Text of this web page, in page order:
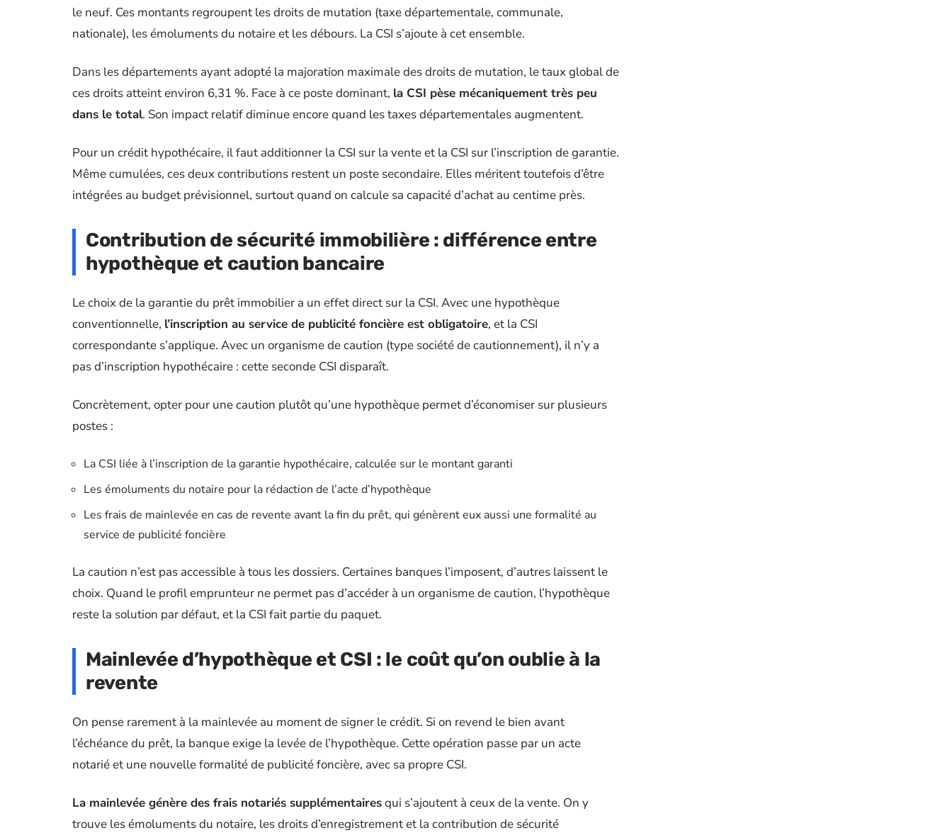
le neuf. Ces montants regroupent les droits de mutation (taxe départementale, communale,
nationale), les émoluments du notaire et les débours. La CSI s’ajoute à cet ensemble.
Dans les départements ayant adopté la majoration maximale des droits de mutation, le taux global de
ces droits atteint environ 6,31 %. Face à ce poste dominant, la CSI pèse mécaniquement très peu
dans le total. Son impact relatif diminue encore quand les taxes départementales augmentent.
Pour un crédit hypothécaire, il faut additionner la CSI sur la vente et la CSI sur l’inscription de garantie.
Même cumulées, ces deux contributions restent un poste secondaire. Elles méritent toutefois d’être
intégrées au budget prévisionnel, surtout quand on calcule sa capacité d’achat au centime près.
Contribution de sécurité immobilière : différence entre
hypothèque et caution bancaire
Le choix de la garantie du prêt immobilier a un effet direct sur la CSI. Avec une hypothèque
conventionnelle, l’inscription au service de publicité foncière est obligatoire, et la CSI
correspondante s’applique. Avec un organisme de caution (type société de cautionnement), il n’y a
pas d’inscription hypothécaire : cette seconde CSI disparaît.
Concrètement, opter pour une caution plutôt qu’une hypothèque permet d’économiser sur plusieurs
postes :
La CSI liée à l’inscription de la garantie hypothécaire, calculée sur le montant garanti
Les émoluments du notaire pour la rédaction de l’acte d’hypothèque
Les frais de mainlevée en cas de revente avant la fin du prêt, qui génèrent eux aussi une formalité au
service de publicité foncière
La caution n’est pas accessible à tous les dossiers. Certaines banques l’imposent, d’autres laissent le
choix. Quand le profil emprunteur ne permet pas d’accéder à un organisme de caution, l’hypothèque
reste la solution par défaut, et la CSI fait partie du paquet.
Mainlevée d’hypothèque et CSI : le coût qu’on oublie à la
revente
On pense rarement à la mainlevée au moment de signer le crédit. Si on revend le bien avant
l’échéance du prêt, la banque exige la levée de l’hypothèque. Cette opération passe par un acte
notarié et une nouvelle formalité de publicité foncière, avec sa propre CSI.
La mainlevée génère des frais notariés supplémentairesqui s’ajoutent à ceux de la vente. On y
trouve les émoluments du notaire, les droits d’enregistrement et la contribution de sécurité